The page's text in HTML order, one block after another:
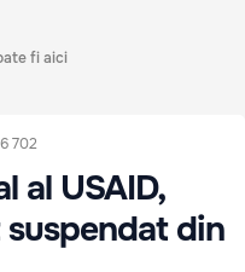
fi aici
6 702
al USAID,
din